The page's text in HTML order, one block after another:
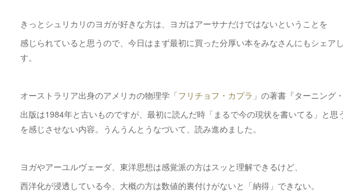
きっとシュリカリのヨガが好きな方は、ヨガはアーサナだけではないということを
感じられていると思うので、今日はまず最初に買った分厚い本をみなさんにもシェア
す。
オーストラリア出身のアメリカの物理学「フリチョフ・カプラ 」の著書『ターニング
出版は1984年と古いものですが、最初に読んだ時「まるで今の現状を書いてる」と思
を感じさせない内容。うんうんとうなづいて、読み進めました。
ヨガやアーユルヴェーダ、東洋思想は感覚派の方はスッと理解できるけど、
西洋化が浸透している今、大概の方は数値的裏付けがないと「納得」できない。